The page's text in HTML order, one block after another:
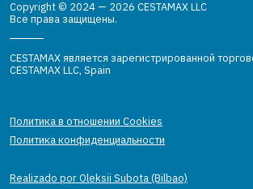
Copyright © 2024 — 2026 CESTAMAX LLC
Все права защищены.
CESTAMAX является зарегистрированной
CESTAMAX LLC, Spain
Политика в отношении Cookies
Политика конфиденциальности
Realizado por Oleksii Subota (Bilbao)